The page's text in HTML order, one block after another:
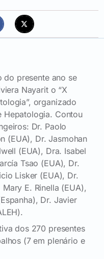
do presente ano se
Nayarit o “X
organizado
Hepatologia. Contou
Dr. Paolo
(EUA), Dr. Jasmohan
(EUA), Dra. Isabel
Tsao (EUA), Dr.
Lisker (EUA), Dr.
E. Rinella (EUA),
Dr. Javier
dos 270 presentes
(7 em plenário e